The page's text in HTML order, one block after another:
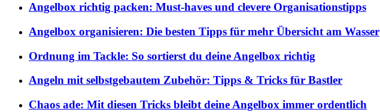
Angelbox richtig packen: Must-haves und clevere Organisationstipps
Angelbox organisieren: Die besten Tipps für mehr Übersicht am Wasser
Ordnung im Tackle: So sortierst du deine Angelbox richtig
Angeln mit selbstgebautem Zubehör: Tipps & Tricks für Bastler
Chaos ade: Mit diesen Tricks bleibt deine Angelbox immer ordentlich